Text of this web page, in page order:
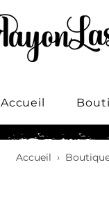
Accueil
Accueil ›